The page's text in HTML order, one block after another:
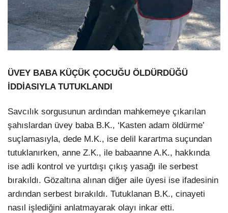
ÜVEY BABA KÜÇÜK ÇOCUĞU ÖLDÜRDÜĞÜ
İDDİASIYLA TUTUKLANDI
Savcılık sorgusunun ardından mahkemeye çıkarılan
şahıslardan üvey baba B.K., ‘Kasten adam öldürme’
suçlamasıyla, dede M.K., ise delil karartma suçundan
tutuklanırken, anne Z.K., ile babaanne A.K., hakkında
ise adli kontrol ve yurtdışı çıkış yasağı ile serbest
bırakıldı. Gözaltına alınan diğer aile üyesi ise ifadesinin
ardından serbest bırakıldı. Tutuklanan B.K., cinayeti
nasıl işlediğini anlatmayarak olayı inkar etti.